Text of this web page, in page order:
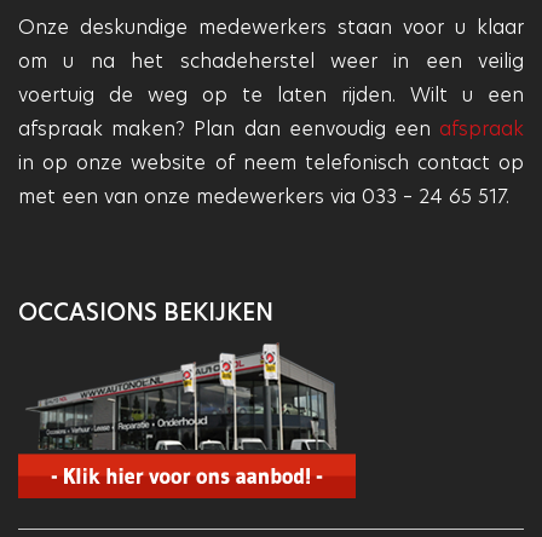
Onze deskundige medewerkers staan voor u klaar
om u na het schadeherstel weer in een veilig
voertuig de weg op te laten rijden. Wilt u een
afspraak maken? Plan dan eenvoudig een afspraak
in op onze website of neem telefonisch contact op
met een van onze medewerkers via 033 – 24 65 517.
OCCASIONS BEKIJKEN